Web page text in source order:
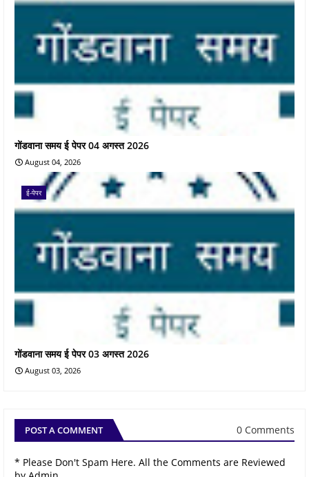
गोंडवाना समय ई पेपर 04 अगस्त 2026
August 04, 2026
ई-पेपर
गोंडवाना समय ई पेपर 03 अगस्त 2026
August 03, 2026
POST A COMMENT 0 Comments
* Please Don't Spam Here. All the Comments are Reviewed